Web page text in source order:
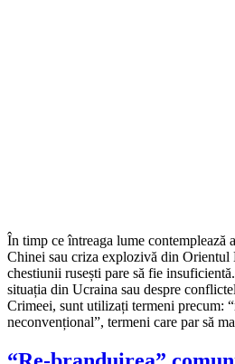
În timp ce întreaga lume contemplează
Chinei sau criza explozivă din Orientul
chestiunii rusești pare să fie
situația din Ucraina sau despre
Crimeei, sunt utilizați termeni precum:
neconvențional”, termeni care par să